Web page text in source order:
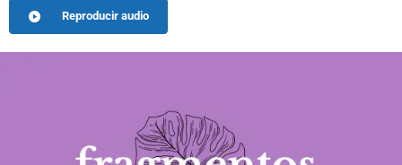
Reproducir audio